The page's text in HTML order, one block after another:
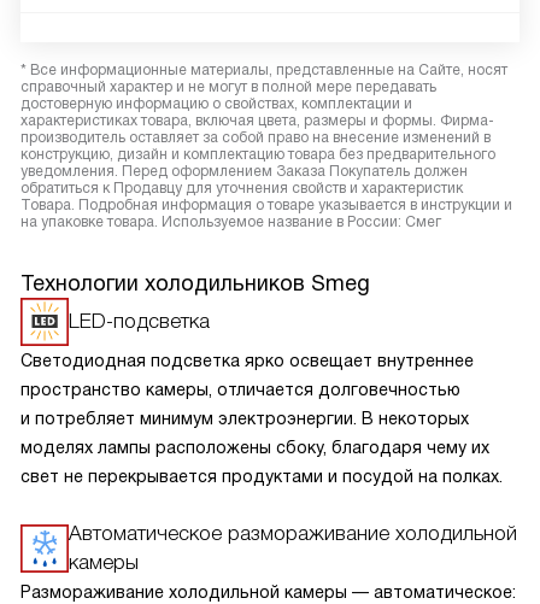
* Все информационные материалы, представленные на Сайте, носят
справочный характер и не могут в полной мере передавать
достоверную информацию о свойствах, комплектации и
характеристиках товара, включая цвета, размеры и формы. Фирма-
производитель оставляет за собой право на внесение изменений в
конструкцию, дизайн и комплектацию товара без предварительного
уведомления. Перед оформлением Заказа Покупатель должен
обратиться к Продавцу для уточнения свойств и характеристик
Товара. Подробная информация о товаре указывается в инструкции и
на упаковке товара. Используемое название в России: Смег
Технологии холодильников Smeg
LED-подсветка
Светодиодная подсветка ярко освещает внутреннее
пространство камеры, отличается долговечностью
и потребляет минимум электроэнергии. В некоторых
моделях лампы расположены сбоку, благодаря чему их
свет не перекрывается продуктами и посудой на полках.
Автоматическое размораживание холодильной
камеры
Размораживание холодильной камеры — автоматическое: